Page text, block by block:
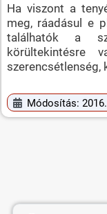
Ha viszont a
meg, ráadásul e
találhatók a
körültekintésre
szerencsétlenség,
Módosítás: